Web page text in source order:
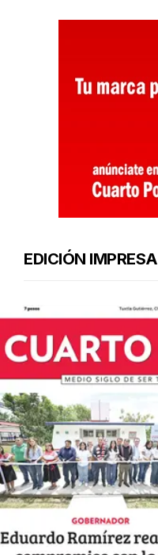
EDICIÓN IMPRESA